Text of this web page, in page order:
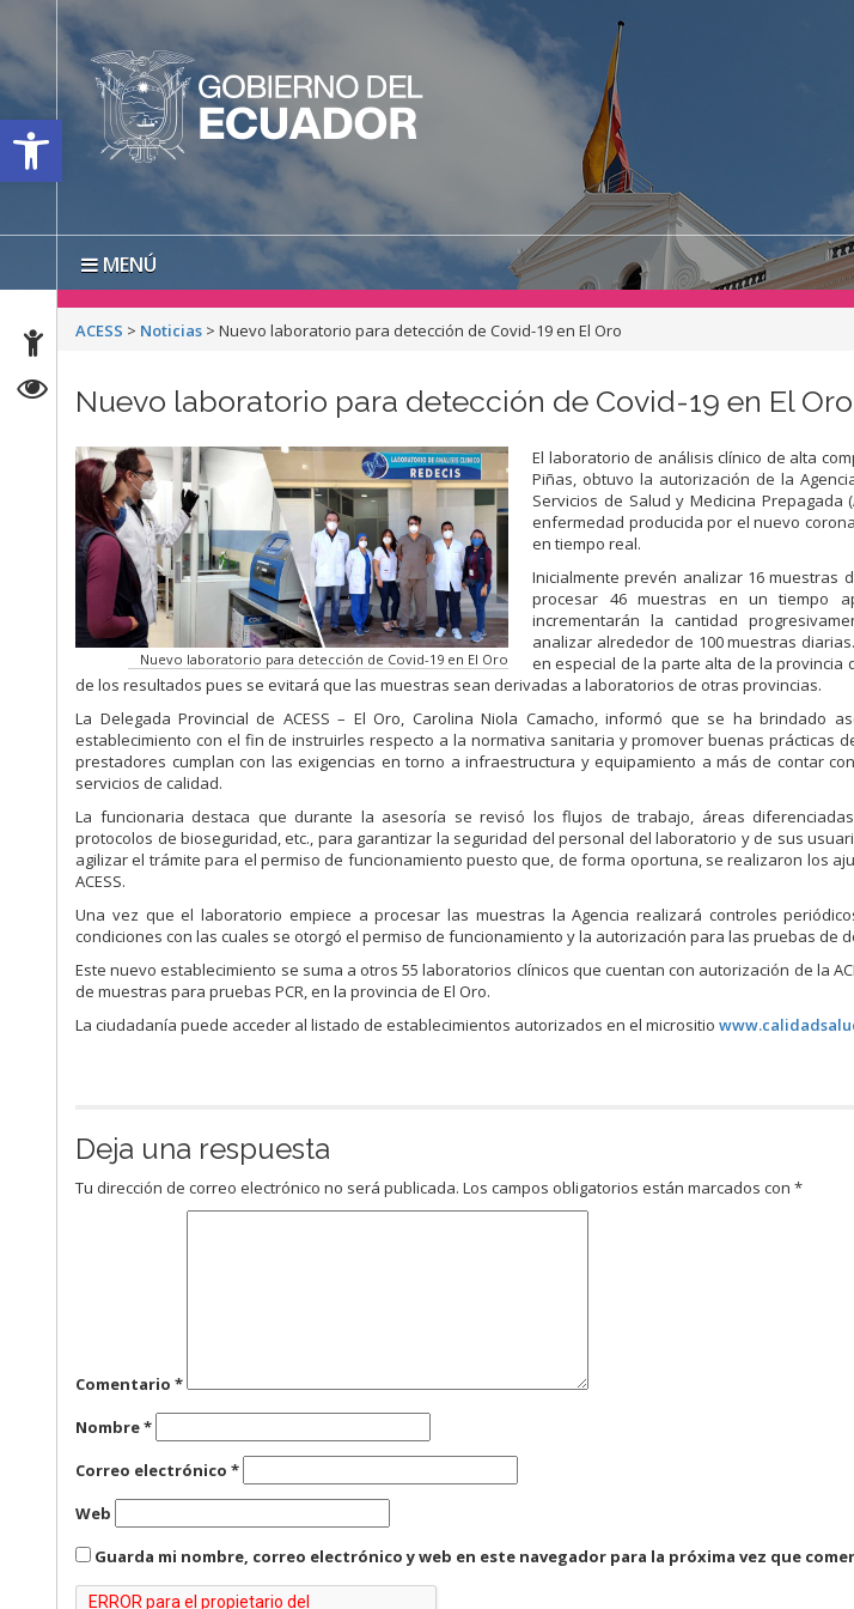
Open toolbar
MENÚ
ACESS > Noticias >Nuevo laboratorio para detección de Covid-19 en El Oro
Nuevo laboratorio para detección de Covid-19 en El Oro
Nuevo laboratorio para detección de Covid-19 en El Oro
El laboratorio de análisis clínico de alta
Piñas, obtuvo la autorización de la
Servicios de Salud y Medicina Prepagada
enfermedad producida por el nuevo
en tiempo real.
Inicialmente prevén analizar 16 muestras
procesar 46 muestras en un tiempo
incrementarán la cantidad
analizar alrededor de 100 muestras
en especial de la parte alta de la provincia
de los resultados pues se evitará que las muestras sean derivadas a laboratorios de otras provincias.
La Delegada Provincial de ACESS – El Oro, Carolina Niola Camacho, informó que se ha brindado
establecimiento con el fin de instruirles respecto a la normativa sanitaria y promover buenas prácticas
prestadores cumplan con las exigencias en torno a infraestructura y equipamiento a más de contar
servicios de calidad.
La funcionaria destaca que durante la asesoría se revisó los flujos de trabajo, áreas
protocolos de bioseguridad, etc., para garantizar la seguridad del personal del laboratorio y de sus
agilizar el trámite para el permiso de funcionamiento puesto que, de forma oportuna, se realizaron los
ACESS.
Una vez que el laboratorio empiece a procesar las muestras la Agencia realizará controles
condiciones con las cuales se otorgó el permiso de funcionamiento y la autorización para las pruebas de
Este nuevo establecimiento se suma a otros 55 laboratorios clínicos que cuentan con autorización de la
de muestras para pruebas PCR, en la provincia de El Oro.
La ciudadanía puede acceder al listado de establecimientos autorizados en el micrositio
Deja una respuesta
Tu dirección de correo electrónico no será publicada. Los campos obligatorios están marcados con*
Comentario*
Nombre*
Correo electrónico*
Web
Guarda mi nombre, correo electrónico y web en este navegador para la próxima vez que